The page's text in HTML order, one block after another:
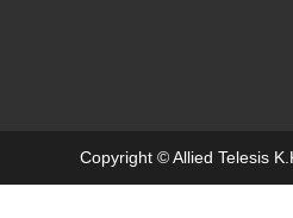
Copyright © Allied Telesis